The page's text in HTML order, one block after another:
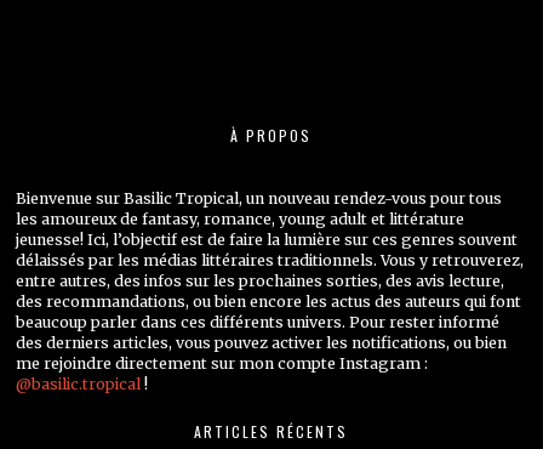
À PROPOS
Bienvenue sur Basilic Tropical, un nouveau rendez-vous pour tous
les amoureux de fantasy, romance, young adult et littérature
jeunesse! Ici, l’objectif est de faire la lumière sur ces genres souvent
délaissés par les médias littéraires traditionnels. Vous y retrouverez,
entre autres, des infos sur les prochaines sorties, des avis lecture,
des recommandations, ou bien encore les actus des auteurs qui font
beaucoup parler dans ces différents univers. Pour rester informé
des derniers articles, vous pouvez activer les notifications, ou bien
me rejoindre directement sur mon compte Instagram :
@basilic.tropical !
ARTICLES RÉCENTS